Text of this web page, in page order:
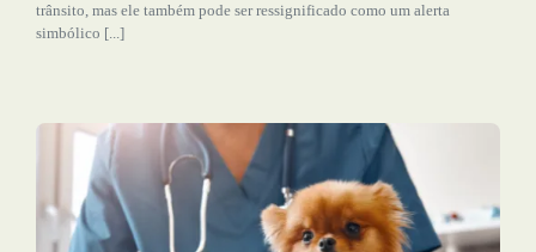
trânsito, mas ele também pode ser ressignificado como um alerta
simbólico [...]